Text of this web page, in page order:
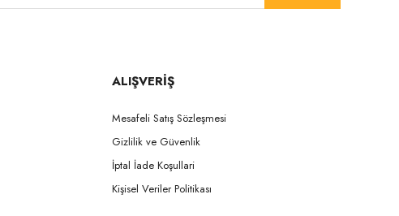
ALIŞVERİŞ
Mesafeli Satış Sözleşmesi
Gizlilik ve Güvenlik
İptal İade Koşullari
Kişisel Veriler Politikası